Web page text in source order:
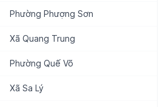
Phường Phượng Sơn
Xã Quang Trung
Phường Quế Võ
Xã Sa Lý